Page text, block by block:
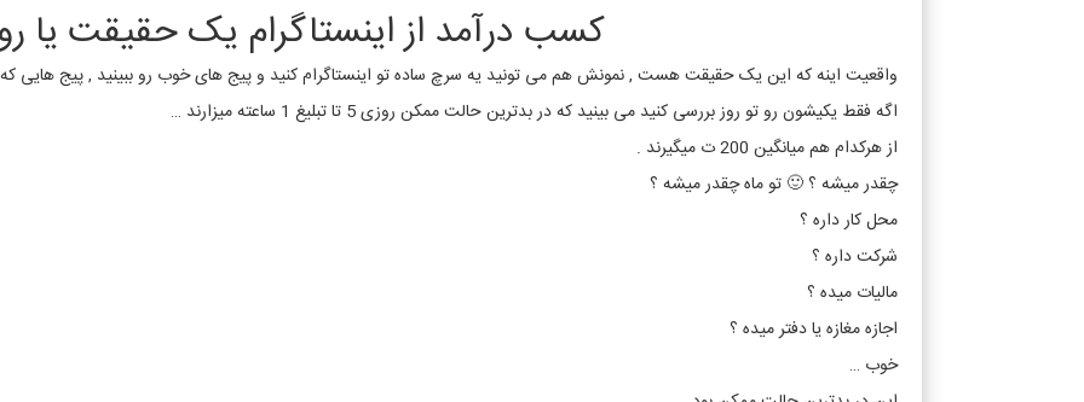
کسب درآمد از اینستاگرام یک حقیقت یا
واقعیت اینه که این یک حقیقت هست , نمونش هم می تونید یه سرچ ساده تو اینستاگرام کنید و پیج های خوب رو ببینید , پیج هایی که بالای 500 کا فالوور
اگه فقط یکیشون رو تو روز بررسی کنید می بینید که در بدترین حالت ممکن روزی 5 تا تبلیغ 1 ساعته میزارند …
از هرکدام هم میانگین 200 ت میگیرند .
چقدر میشه ؟ 🙂 تو ماه چقدر میشه ؟
محل کار داره ؟
شرکت داره ؟
مالیات میده ؟
اجازه مغازه یا دفتر میده ؟
خوب …